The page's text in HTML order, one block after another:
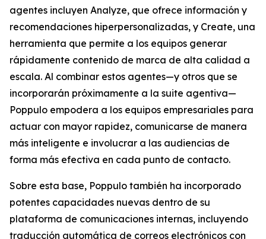
agentes incluyen Analyze, que ofrece información y
recomendaciones hiperpersonalizadas, y Create, una
herramienta que permite a los equipos generar
rápidamente contenido de marca de alta calidad a
escala. Al combinar estos agentes—y otros que se
incorporarán próximamente a la suite agentiva—
Poppulo empodera a los equipos empresariales para
actuar con mayor rapidez, comunicarse de manera
más inteligente e involucrar a las audiencias de
forma más efectiva en cada punto de contacto.
Sobre esta base, Poppulo también ha incorporado
potentes capacidades nuevas dentro de su
plataforma de comunicaciones internas, incluyendo
traducción automática de correos electrónicos con